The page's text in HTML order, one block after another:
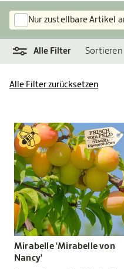
Nur zustellbare Artikel
Alle Filter Sortieren
Alle Filter zurücksetzen
Mirabelle 'Mirabelle von
Nancy'